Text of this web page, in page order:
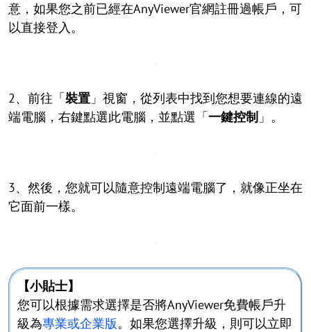
意，如果您之前已經在AnyViewer官網註冊過帳戶，可
以直接登入。
2、前往「裝置 」視窗，從列表中找到您想要連線的遠
端電腦，右鍵點選此電腦，並點選「一鍵控制 」。
3、然後，您就可以隨意控制遠端電腦了，就像正坐在
它面前一樣。
【小貼士】
您可以根據需求選擇是否將AnyViewer免費帳戶升
級為專業或企業版。如果您選擇升級，則可以立即